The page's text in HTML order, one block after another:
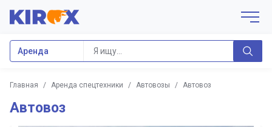
Аренда
Главная / Аренда спецтехники / Автовозы / Автовоз
Автовоз